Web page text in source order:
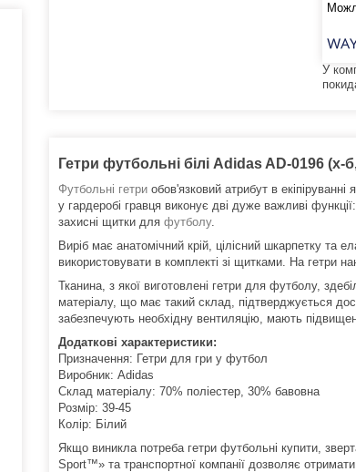
У
Гетри футбольні білі Adidas AD-0196
Футбольні гетри обов'язковий атрибут в
у гардеробі гравця виконує дві дуже важливі
захисні щитки для футболу.
Виріб має анатомічний крій, цілісний шкарпетку та
використовувати в комплекті зі щитками.
На гетри
Тканина, з якої виготовлені гетри для футболу,
матеріалу, що має такий склад, підтверджується
забезпечують необхідну вентиляцію, мають підвищену
Додаткові характеристики:
Призначення: Гетри для гри у футбол
Виробник: Adidas
Склад матеріалу: 70% поліестер, 30% бавовна
Розмір: 39-45
Колір: Білий
Якщо виникла потреба гетри футбольні купити,
Sport™» та транспортної компанії дозволяє